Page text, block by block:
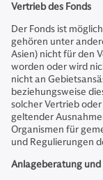
Vertrieb des Fonds
Der Fonds ist
gehören unter
Asien) nicht für den
worden oder wird
nicht an
beziehungsweise
solcher Vertrieb
geltender
Organismen für
und Regulierungen
Anlageberatung